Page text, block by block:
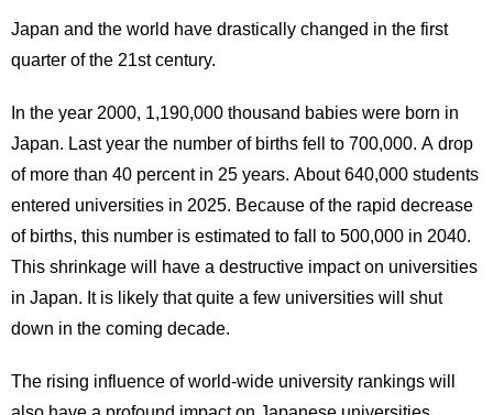
Japan and the world have drastically changed in the first
quarter of the 21st century.
In the year 2000, 1,190,000 thousand babies were born in
Japan. Last year the number of births fell to 700,000. A drop
of more than 40 percent in 25 years. About 640,000 students
entered universities in 2025. Because of the rapid decrease
of births, this number is estimated to fall to 500,000 in 2040.
This shrinkage will have a destructive impact on universities
in Japan. It is likely that quite a few universities will shut
down in the coming decade.
The rising influence of world-wide university rankings will